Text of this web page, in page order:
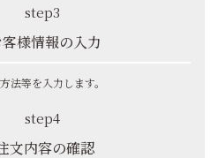
step3
様情報の入力
法等を入力します。
step4
文内容の確認